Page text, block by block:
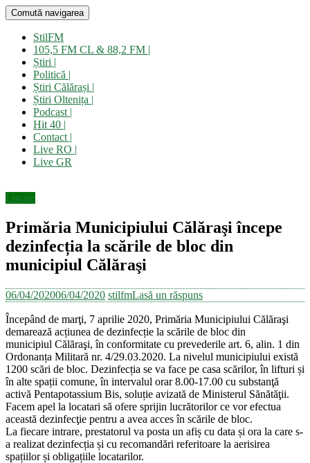
Sari
la
conținut
Stil FM
Pentru bună dispoziție! | Open radio!
Comută navigarea
StilFM
105,5 FM CL & 88,2 FM |
Știri |
Politică |
Știri Călărași |
Știri Oltenița |
Podcast |
Hit 40 |
Contact |
Live RO |
Live GR
Locale
Primăria Municipiului Călăraşi începe
dezinfecția la scările de bloc din
municipiul Călăraşi
06/04/202006/04/2020 stilfmLasă un răspuns
Începând de marţi, 7 aprilie 2020, Primăria Municipiului Călăraşi
demarează acțiunea de dezinfecție la scările de bloc din
municipiul Călăraşi, în conformitate cu prevederile art. 6, alin. 1 din
Ordonanța Militară nr. 4/29.03.2020. La nivelul municipiului există
1200 scări de bloc. Dezinfecția se va face pe casa scărilor, în lifturi și
în alte spații comune, în intervalul orar 8.00-17.00 cu substanţă
activă Pentapotassium Bis, soluție avizată de Ministerul Sănătăţii.
Facem apel la locatari să ofere sprijin lucrătorilor ce vor efectua
această dezinfecţie pentru a avea acces în scările de bloc.
La fiecare intrare, prestatorul va posta un afiș cu data și ora la care s-
a realizat dezinfecția și cu recomandări referitoare la aerisirea
spațiilor și obligațiile locatarilor.